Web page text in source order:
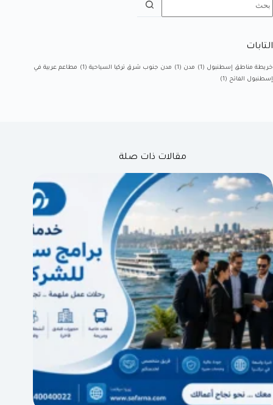
التابات
خريطة مناطق إسطنبول (1) مدن (1) مدن جنوب شرق تركيا السياحية (1)
مطاعم عربية في
إسطنبول الفاتح (1)
مقالات ذات صلة